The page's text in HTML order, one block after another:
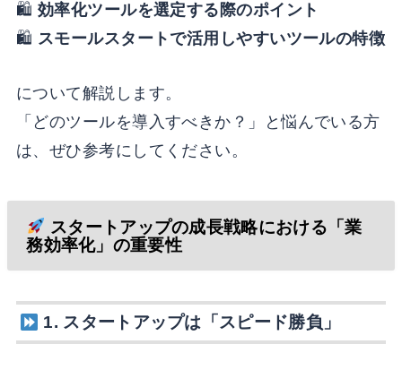
🛍 効率化ツールを選定する際のポイント
🛍 スモールスタートで活用しやすいツールの特徴
について解説します。
「どのツールを導入すべきか？」と悩んでいる方
は、ぜひ参考にしてください。
スタートアップの成長戦略における「業
務効率化」の重要性
1. スタートアップは「スピード勝負」